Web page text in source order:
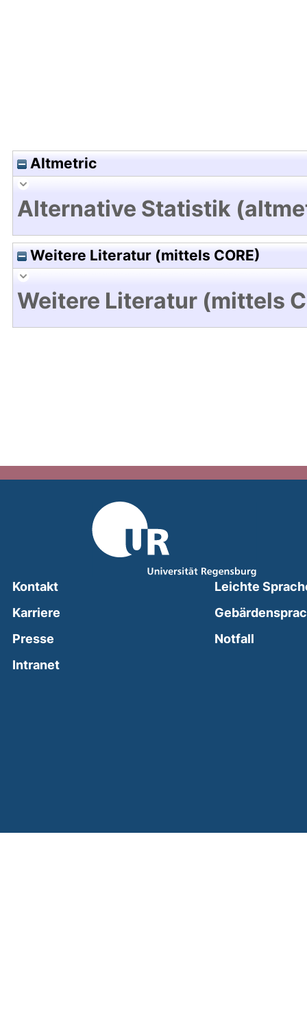
Altmetric
Alternative Statistik
Weitere Literatur (mittels CORE)
Weitere Literatur (mittels
Kontakt
Karriere
Presse
Intranet(external link, opens in a new window)
Leichte
Notfall